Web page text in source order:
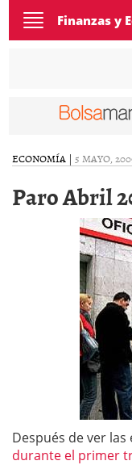
Toggle
navigation
Finanzas y
ECONOMÍA | 5 MAYO,
Paro Abril
Después de ver
durante el primer